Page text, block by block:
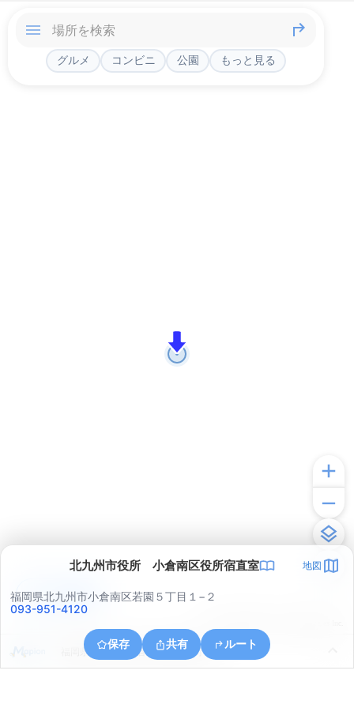
グルメ コンビニ 公園 もっと見る
北九州市役所 小倉南区役所宿直室 地図
福岡県北九州市小倉南区若園５丁目１−２
093-951-4120
保存 共有 ルート
福岡県北九州市小倉北区片野新町２丁目１３
アプリで見る